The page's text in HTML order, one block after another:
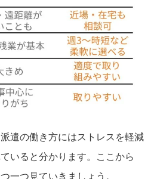
遣の働き方にはストレスを軽減
いると分かります。ここから
一つ見ていきましょう。